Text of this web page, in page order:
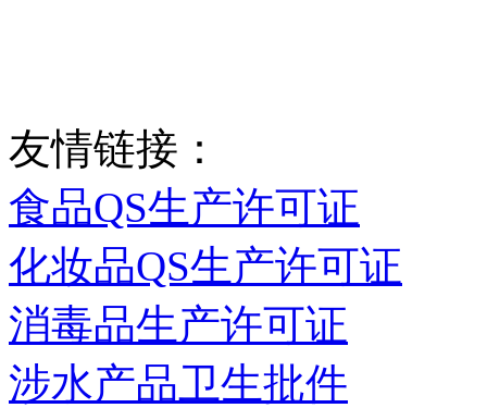
友情链接：
食品QS生产许可证
化妆品QS生产许可证
消毒品生产许可证
涉水产品卫生批件